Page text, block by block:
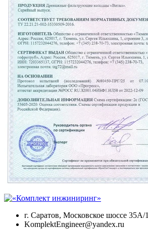
г. Саратов, Московское шоссе 35А/1
KomplektEngineer@yandex.ru